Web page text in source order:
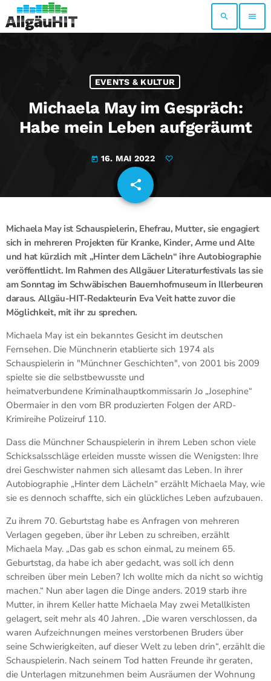
search menu
EVENTS & KULTUR
Michaela May im Gespräch:
Habe mein Leben aufgeräumt
today 16. MAI 2022
share
email
Michaela May ist Schauspielerin, Ehefrau, Mutter, sie engagiert
sich in mehreren Projekten für Kranke, Kinder, Arme und Alte
und hat kürzlich mit „Hinter dem Lächeln“ ihre Autobiographie
veröffentlicht. Im Rahmen des Allgäuer Literaturfestivals las sie
am Sonntag im Schwäbischen Bauernhofmuseum in Illerbeuren
daraus. Allgäu-HIT-Redakteurin Eva Veit hatte zuvor die
Möglichkeit, mit ihr zu sprechen.
Michaela May ist ein bekanntes Gesicht im deutschen
Fernsehen. Die Münchnerin etablierte sich 1974 als
Schauspielerin in "Münchner Geschichten", von 2001 bis 2009
spielte sie die selbstbewusste und
heimatverbundene Kriminalhauptkommissarin Jo „Josephine“
Obermaier in den vom BR produzierten Folgen der ARD-
Krimireihe Polizeiruf 110.
Dass die Münchner Schauspielerin in ihrem Leben schon viele
Schicksalsschläge erleiden musste wissen die Wenigsten: Ihre
drei Geschwister nahmen sich allesamt das Leben. In ihrer
Autobiographie „Hinter dem Lächeln“ erzählt Michaela May, wie
sie es dennoch schaffte, sich ein glückliches Leben aufzubauen.
Zu ihrem 70. Geburtstag habe es Anfragen von mehreren
Verlagen gegeben, über ihr Leben zu schreiben, erzählt
Michaela May. „Das gab es schon einmal, zu meinem 65.
Geburtstag, da habe ich aber gedacht, was soll ich denn
schreiben über mein Leben? Ich wollte mich da nicht so wichtig
machen.“ Nun aber lagen die Dinge anders. 2019 starb ihre
Mutter, in ihrem Keller hatte Michaela May zwei Metallkisten
gelagert, seit mehr als 40 Jahren. „Die waren verschlossen, da
waren Aufzeichnungen meines verstorbenen Bruders über
seine Schwierigkeiten, auf dieser Welt zu leben drin“, erzählt die
Schauspielerin. Nach seinem Tod hatten Freunde ihr geraten,
die Unterlagen mitzunehmen beim Ausräumen der Wohnung